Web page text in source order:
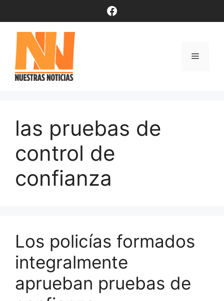
contenido
Facebook
Menú
las pruebas de
control de
confianza
Los policías formados
integralmente
aprueban pruebas de